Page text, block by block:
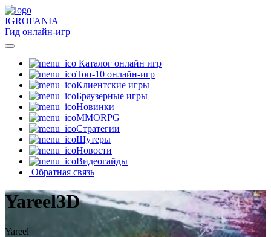
IGROFANIA
Гид онлайн-игр
Каталог онлайн игр
Топ-10 онлайн-игр
Клиентские игры
Браузерные игры
Новинки
MMORPG
Стратегии
Шутеры
Новости
Видеогайды
Обратная связь
Yareel3D
Yareel